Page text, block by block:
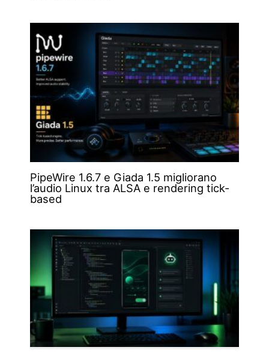
PipeWire 1.6.7 e Giada 1.5 migliorano
l’audio Linux tra ALSA e rendering tick-
based